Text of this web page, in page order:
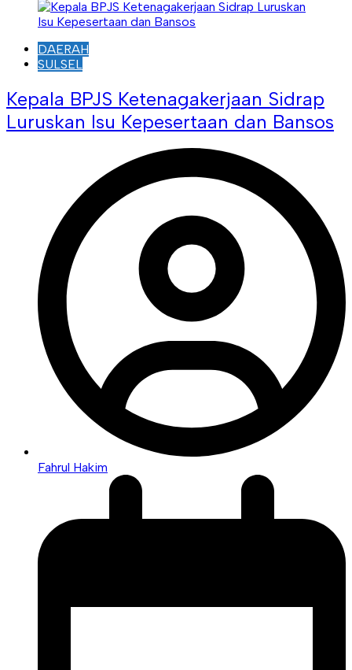
DAERAH
SULSEL
Kepala BPJS Ketenagakerjaan Sidrap
Luruskan Isu Kepesertaan dan Bansos
Fahrul Hakim